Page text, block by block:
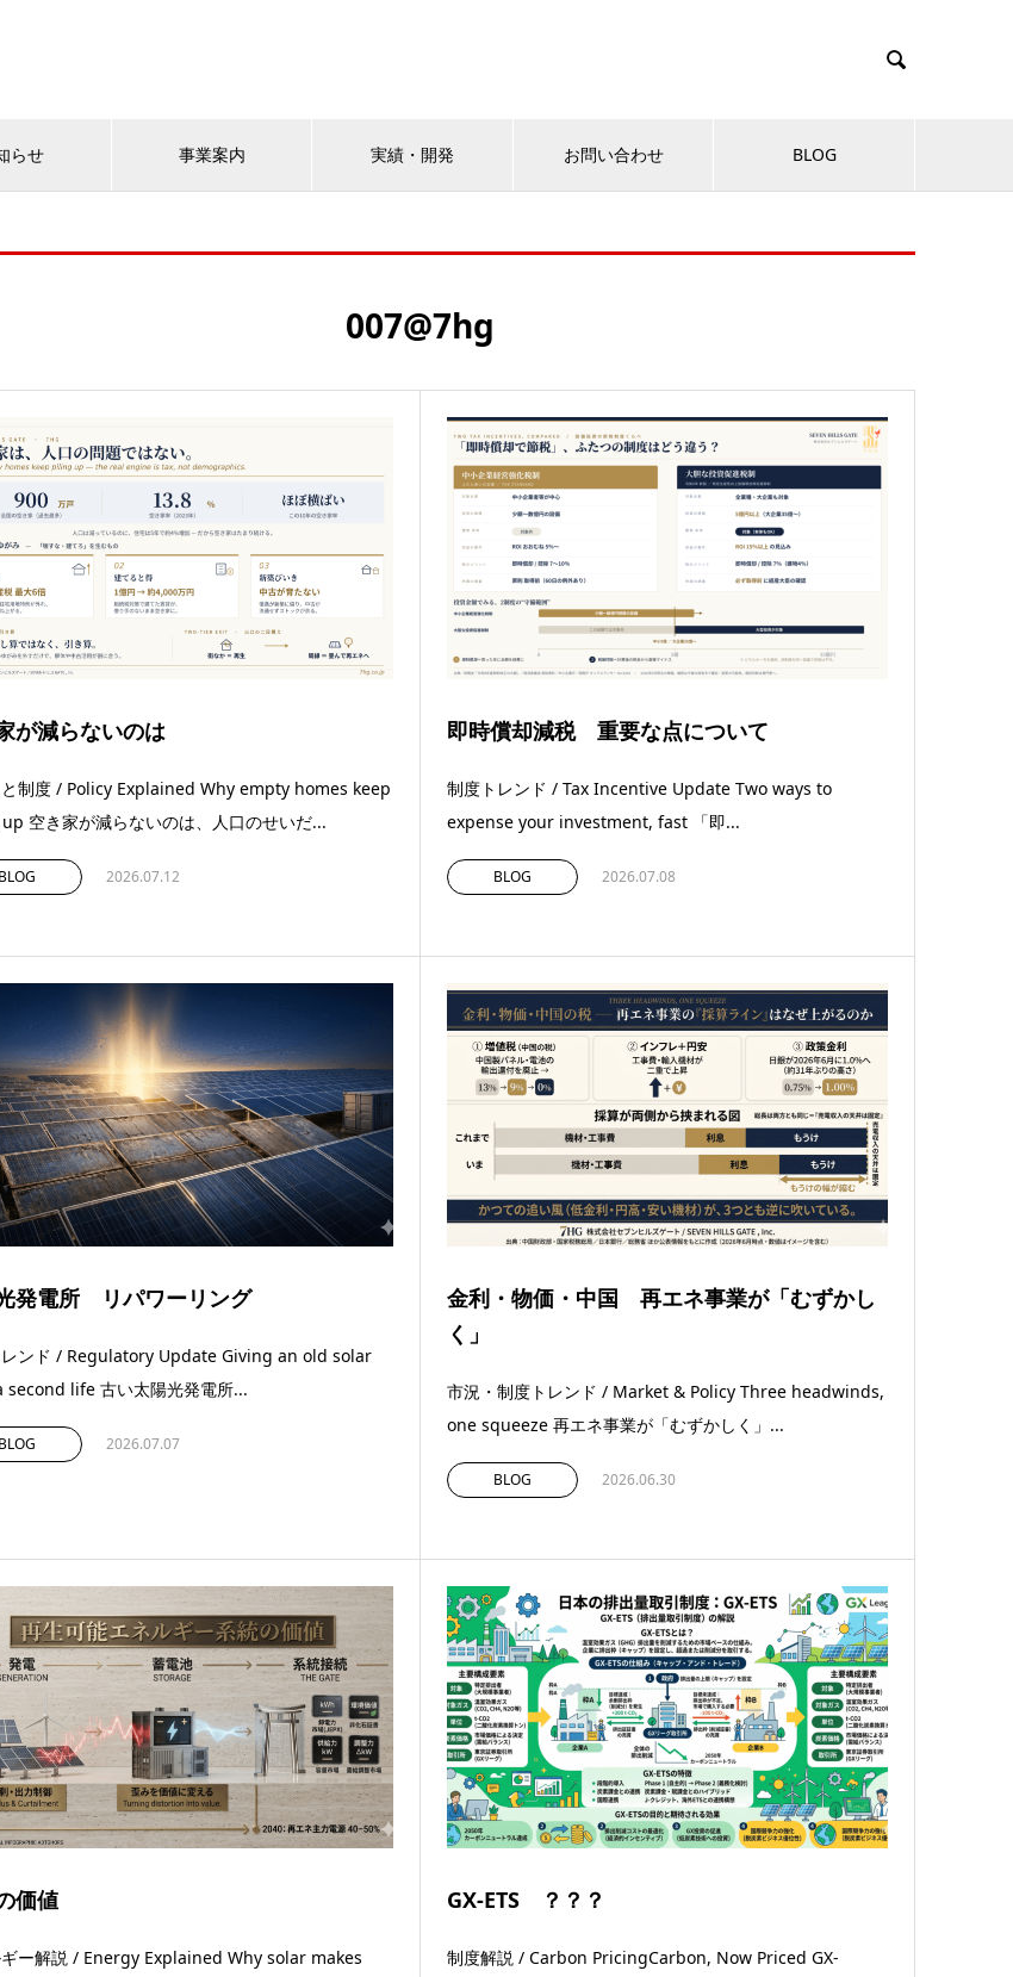

らせ 事業案内 実績・開発 お問い合わせ BLOG
007@7hg
が減らないのは
制度 / Policy Explained Why empty homes keep
空き家が減らないのは、人口のせいだ...
BLOG 2026.07.12
即時償却減税 重要な点について
制度トレンド / Tax Incentive Update Two ways to
expense your investment, fast 「即...
BLOG 2026.07.08
発電所 リパワーリング
ンド / Regulatory Update Giving an old solar
second life 古い太陽光発電所...
BLOG 2026.07.07
金利・物価・中国 再エネ事業が「むずかし
く」
市況・制度トレンド / Market & Policy Three headwinds,
one squeeze 再エネ事業が「むずかしく」...
BLOG 2026.06.30
価値
ー解説 / Energy Explained Why solar makes
GX-ETS ？？？
制度解説 / Carbon PricingCarbon, Now Priced GX-